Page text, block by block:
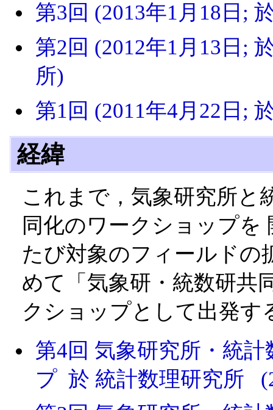
第3回 (2013年1月18日;
第2回 (2012年1月13日;
所)
第1回 (2011年4月22日;
経緯
これまで，気象研究所と
同化のワークショップを
たび対象のフィールドの
めて「気象研・統数研共
クショップとして出発す
第4回 気象研究所・統
プ 於 統計数理研究所